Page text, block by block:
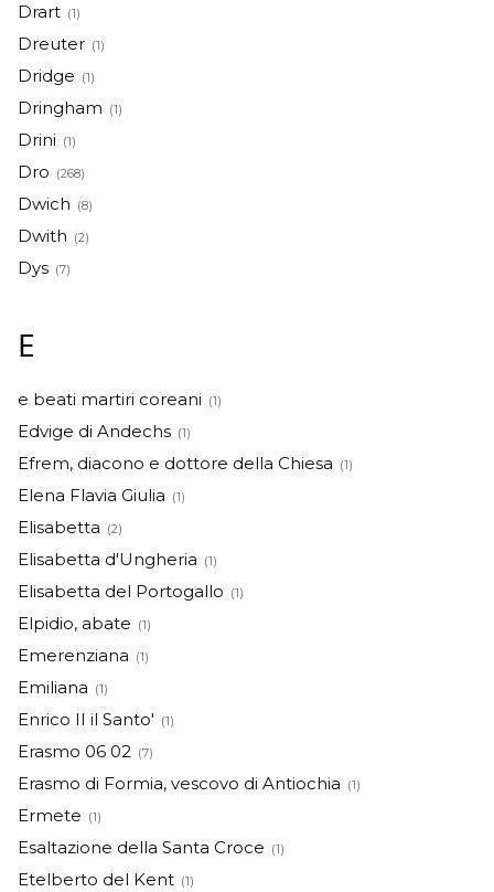
Drart (1)
Dreuter (1)
Dridge (1)
Dringham (1)
Drini (1)
Dro (268)
Dwich (8)
Dwith (2)
Dys (7)
E
e beati martiri coreani (1)
Edvige di Andechs (1)
Efrem, diacono e dottore della Chiesa (1)
Elena Flavia Giulia (1)
Elisabetta (2)
Elisabetta d'Ungheria (1)
Elisabetta del Portogallo (1)
Elpidio, abate (1)
Emerenziana (1)
Emiliana (1)
Enrico II il Santo' (1)
Erasmo 06 02 (7)
Erasmo di Formia, vescovo di Antiochia (1)
Ermete (1)
Esaltazione della Santa Croce (1)
Etelberto del Kent (1)